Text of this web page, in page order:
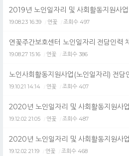
2019년 노인일자리 및 사회활동지원사
19.08.23 16:39 연꽃 조회수 497
연꽃주간보호센터 노인일자리 전담인력
19.08.27 15:16 연꽃 조회수 386
노인사회활동지원사업(노인일자리) 전담
19.10.21 14:14 연꽃 조회수 407
2020년 노인일자리 및 사회활동지원사
19.12.02 21:05 연꽃 조회수 487
2020년 노인일자리 및 사회활동지원사
19.12.02 21:19 연꽃 조회수 468